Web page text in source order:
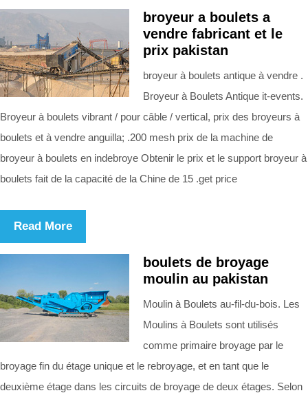
broyeur a boulets a
vendre fabricant et le
prix pakistan
broyeur à boulets antique à vendre .
Broyeur à Boulets Antique it-events.
Broyeur à boulets vibrant / pour câble / vertical, prix des broyeurs à
boulets et à vendre anguilla; .200 mesh prix de la machine de
broyeur à boulets en indebroye Obtenir le prix et le support broyeur à
boulets fait de la capacité de la Chine de 15 .get price
Read More
boulets de broyage
moulin au pakistan
Moulin à Boulets au-fil-du-bois. Les
Moulins à Boulets sont utilisés
comme primaire broyage par le
broyage fin du étage unique et le rebroyage, et en tant que le
deuxième étage dans les circuits de broyage de deux étages. Selon